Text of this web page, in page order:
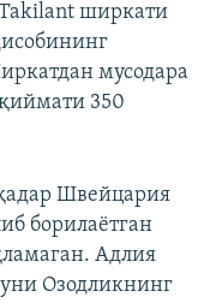
Takilant ширкати
мусодара
350
Швейцария
борилаётган
Адлия
Озодликнинг